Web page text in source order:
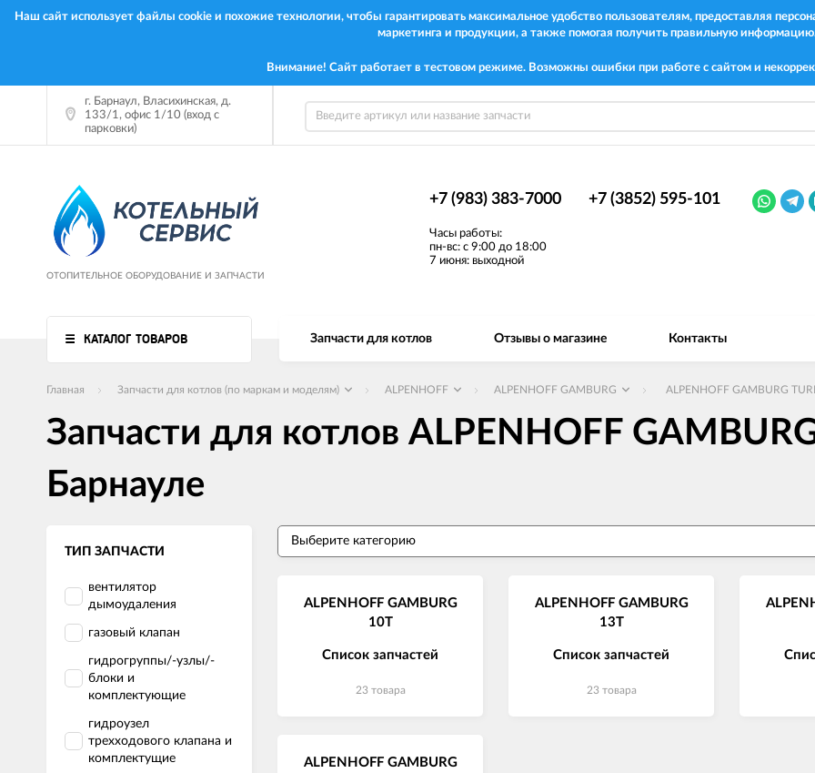
Наш сайт использует файлы cookie и похожие технологии, чтобы гарантировать максимальное удобство пользователям, предоставляя
маркетинга и продукции, а также помогая получить правильную
Внимание! Сайт работает в тестовом режиме. Возможны ошибки при работе с сайтом и
г. Барнаул, Власихинская, д.
133/1, офис 1/10 (вход с
парковки)
ОТОПИТЕЛЬНОЕ ОБОРУДОВАНИЕ И ЗАПЧАСТИ
+7 (983) 383-7000 +7 (3852) 595-101
Часы работы:
пн-вс: с 9:00 до 18:00
7 июня: выходной
КАТАЛОГ ТОВАРОВ Запчасти для котлов Отзывы о магазине Контакты
Главная Запчасти для котлов (по маркам и моделям) ALPENHOFF ALPENHOFF GAMBURG ALPENHOFF GAMBURG
Запчасти для котлов ALPENHOFF
Барнауле
ТИП ЗАПЧАСТИ
вентилятор
дымоудаления
газовый клапан
гидрогруппы/-узлы/-
блоки и
комплектующие
гидроузел
трехходового клапана и
комплектущие
ALPENHOFF GAMBURG
10T
Список запчастей
23 товара
ALPENHOFF GAMBURG
13T
Список запчастей
23 товара
ALPENHOFF GAMBURG